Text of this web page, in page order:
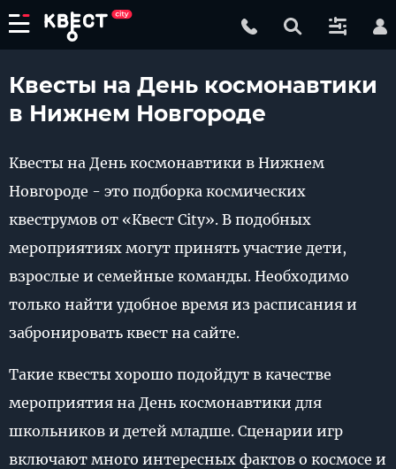
Квесты на День космонавтики
в Нижнем Новгороде
Квесты на День космонавтики в Нижнем
Новгороде - это подборка космических
квеструмов от «Квест City». В подобных
мероприятиях могут принять участие дети,
взрослые и семейные команды. Необходимо
только найти удобное время из расписания и
забронировать квест на сайте.
Такие квесты хорошо подойдут в качестве
мероприятия на День космонавтики для
школьников и детей младше. Сценарии игр
включают много интересных фактов о космосе и